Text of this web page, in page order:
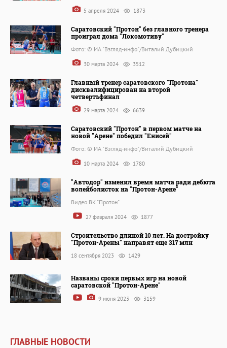
5 апреля 2024 1873
Саратовский "Протон" без главного тренера
проиграл дома "Локомотиву"
Фото: © ИА "Взгляд-инфо"/Виталий Дубицкий
30 марта 2024 3512
Главный тренер саратовского "Протона"
дисквалифицирован на второй
четвертьфинал
29 марта 2024 6639
Саратовский "Протон" в первом матче на
новой "Арене" победил "Енисей"
Фото: © ИА "Взгляд-инфо"/Виталий Дубицкий
10 марта 2024 1780
"Автодор" изменил время матча ради дебюта
волейболисток на "Протон-Арене"
Видео ВК "Протон"
27 февраля 2024 1877
Строительство длиной 10 лет. На достройку
"Протон-Арены" направят еще 317 млн
18 сентября 2023 1429
Названы сроки первых игр на новой
саратовской "Протон-Арене"
9 июня 2023 3159
ГЛАВНЫЕ НОВОСТИ